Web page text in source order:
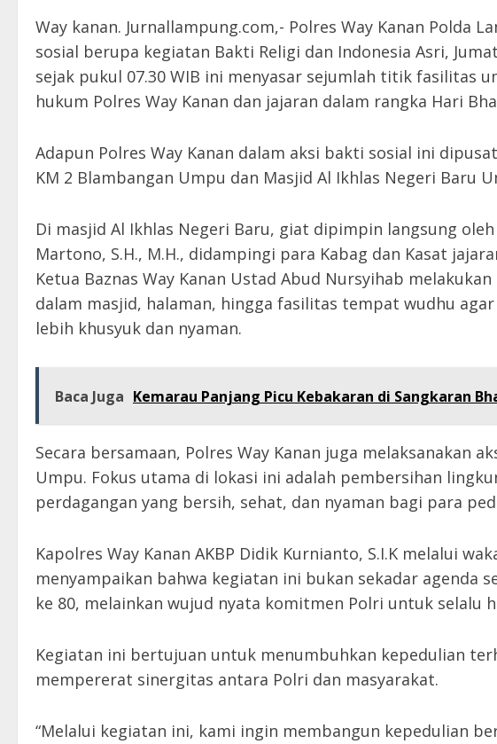
Way kanan. Jurnallampung.com,- Polres Way Kanan Polda
sosial berupa kegiatan Bakti Religi dan Indonesia Asri,
sejak pukul 07.30 WIB ini menyasar sejumlah titik fasilitas
hukum Polres Way Kanan dan jajaran dalam rangka Hari
Adapun Polres Way Kanan dalam aksi bakti sosial ini
KM 2 Blambangan Umpu dan Masjid Al Ikhlas Negeri Baru
Di masjid Al Ikhlas Negeri Baru, giat dipimpin langsung
Martono, S.H., M.H., didampingi para Kabag dan Kasat
Ketua Baznas Way Kanan Ustad Abud Nursyihab
dalam masjid, halaman, hingga fasilitas tempat wudhu
lebih khusyuk dan nyaman.
Baca Juga Kemarau Panjang Picu Kebakaran di Sangkaran
Secara bersamaan, Polres Way Kanan juga melaksanakan
Umpu. Fokus utama di lokasi ini adalah pembersihan
perdagangan yang bersih, sehat, dan nyaman bagi para
Kapolres Way Kanan AKBP Didik Kurnianto, S.I.K melalui
menyampaikan bahwa kegiatan ini bukan sekadar agenda
ke 80, melainkan wujud nyata komitmen Polri untuk selalu
Kegiatan ini bertujuan untuk menumbuhkan kepedulian
mempererat sinergitas antara Polri dan masyarakat.
“Melalui kegiatan ini, kami ingin membangun kepedulian